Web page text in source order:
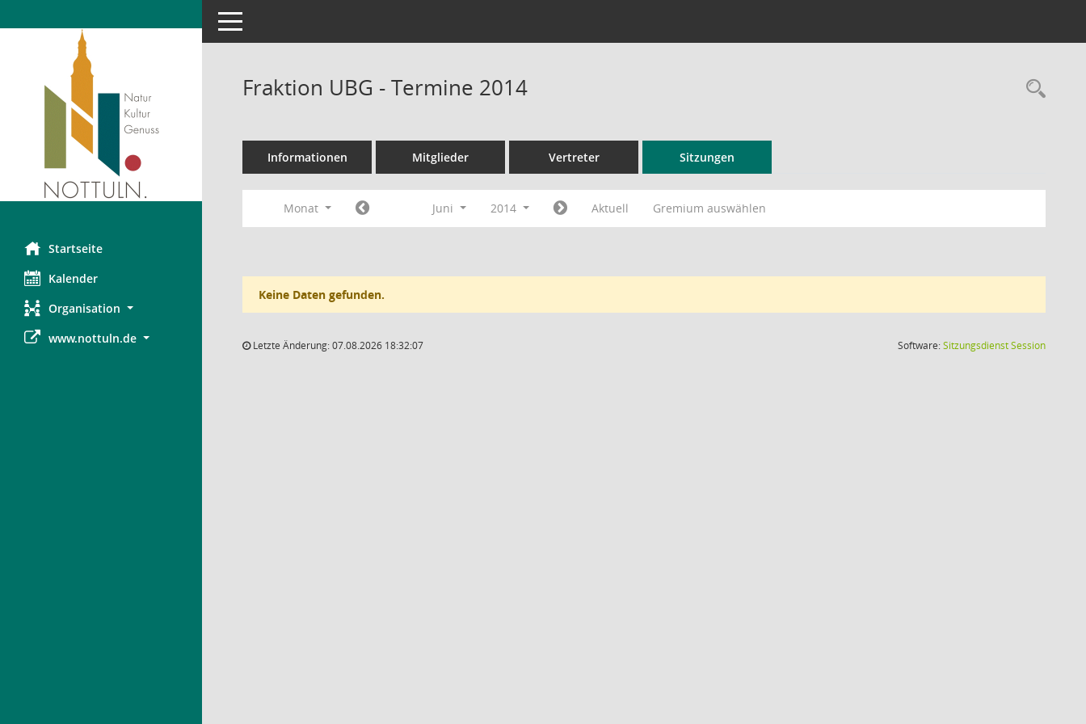
Startseite
Kalender
Organisation
www.nottuln.de
Toggle navigation
Fraktion UBG - Termine 2014
Informationen Mitglieder Vertreter Sitzungen
Monat Juni 2014 Aktuell Gremium auswählen
Keine Daten gefunden.
Letzte Änderung: 07.08.2026 18:32:07 Software:SitzungsdienstSession(Wird in